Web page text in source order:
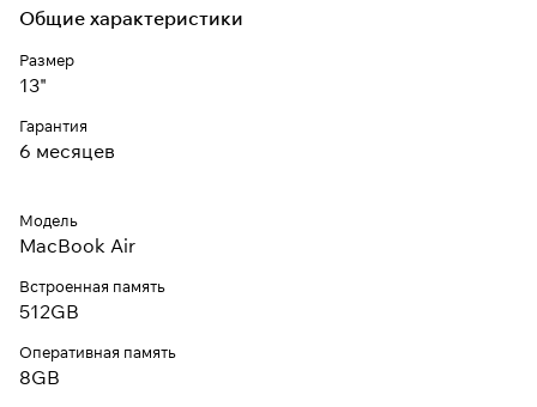
Общие характеристики
Размер
13"
Гарантия
6 месяцев
Модель
MacBook Air
Встроенная память
512GB
Оперативная память
8GB